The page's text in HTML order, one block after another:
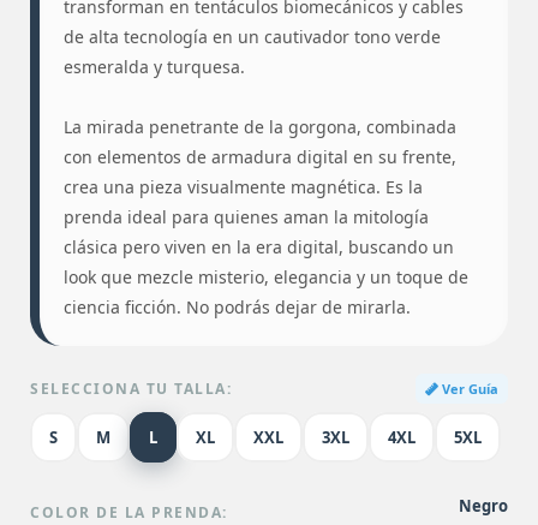
transforman en tentáculos biomecánicos y cables
de alta tecnología en un cautivador tono verde
esmeralda y turquesa.
La mirada penetrante de la gorgona, combinada
con elementos de armadura digital en su frente,
crea una pieza visualmente magnética. Es la
prenda ideal para quienes aman la mitología
clásica pero viven en la era digital, buscando un
look que mezcle misterio, elegancia y un toque de
ciencia ficción. No podrás dejar de mirarla.
SELECCIONA TU TALLA: Ver Guía
S M L XL XXL 3XL 4XL 5XL
COLOR DE LA PRENDA: Negro